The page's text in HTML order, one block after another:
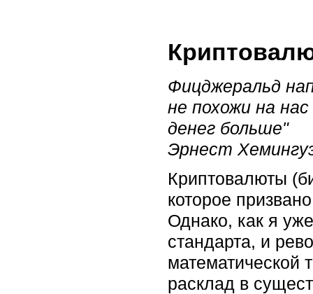
Фицджеральд
не похожи на
денег больше"
Эрнест
Криптовалюты
которое
Однако, как я
стандарта, и
математической
расклад в